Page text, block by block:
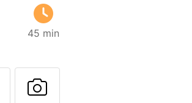
45 min
receta a un amigo
esta página
Preguntar al autor